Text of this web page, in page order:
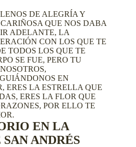
DE ALEGRÍA Y
QUE NOS DABA
ADELANTE, LA
CON LOS QUE TE
TODOS LOS QUE TE
SE FUE, PERO TU
EN
ERES LA ESTRELLA QUE
ERES LA FLOR QUE
POR ELLO TE
EN LA
ANDRÉS